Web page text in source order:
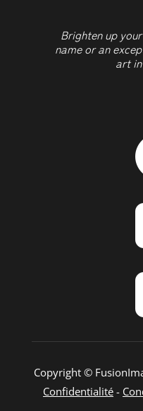
Brighten up
name or an
art
Copyright ©
Confidentialité-